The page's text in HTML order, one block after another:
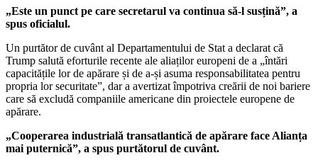
„Este un punct pe care secretarul va continua să-l susțină”, a
spus oficialul.
Un purtător de cuvânt al Departamentului de Stat a declarat că
Trump salută eforturile recente ale aliaților europeni de a „întări
capacitățile lor de apărare și de a-și asuma responsabilitatea pentru
propria lor securitate”, dar a avertizat împotriva creării de noi bariere
care să excludă companiile americane din proiectele europene de
apărare.
„Cooperarea industrială transatlantică de apărare face Alianța
mai puternică”, a spus purtătorul de cuvânt.